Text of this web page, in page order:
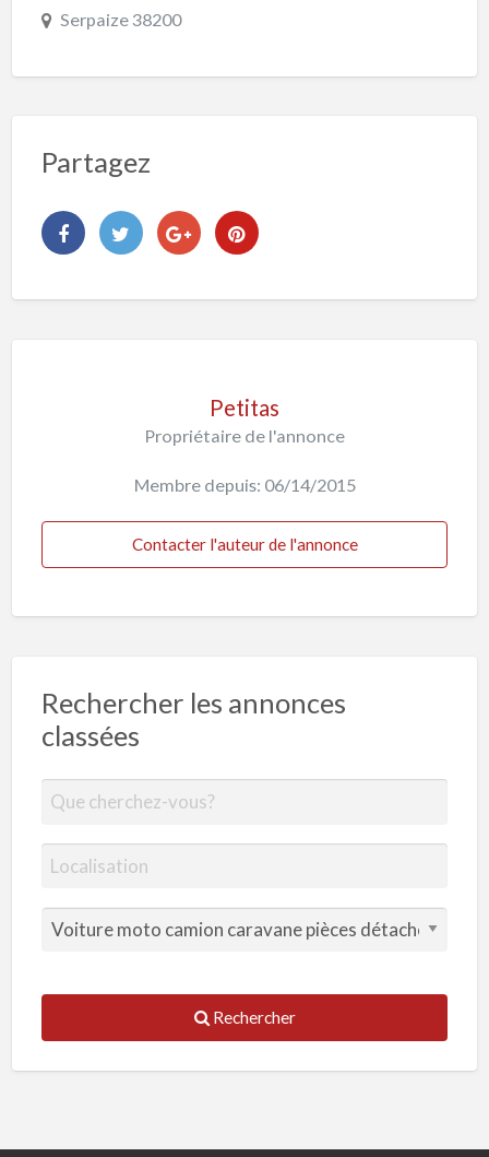
Serpaize 38200
Partagez
Petitas
Propriétaire de l'annonce
Membre depuis: 06/14/2015
Contacter l'auteur de l'annonce
Rechercher les annonces
classées
Rechercher